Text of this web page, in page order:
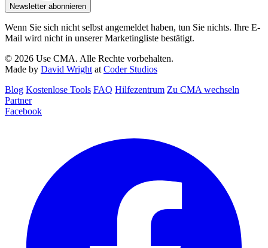
Newsletter abonnieren
Wenn Sie sich nicht selbst angemeldet haben, tun Sie nichts. Ihre E-
Mail wird nicht in unserer Marketingliste bestätigt.
© 2026 Use CMA. Alle Rechte vorbehalten.
Made by David Wright at Coder Studios
Blog‎ Kostenlose Tools FAQ Hilfezentrum Zu CMA wechseln
Partner
Facebook